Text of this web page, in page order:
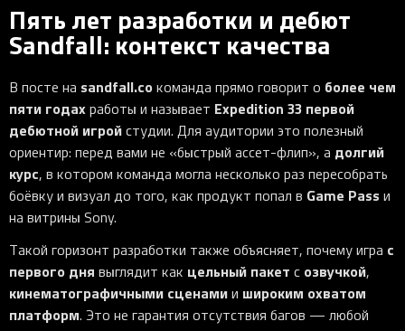
Пять лет разработки и дебют
Sandfall: контекст качества
В посте на sandfall.coкоманда прямо говорит о более чем
пяти годахработы и называет Expedition 33 первой
дебютной игройстудии. Для аудитории это полезный
ориентир: перед вами не «быстрый ассет-флип», а долгий
курс, в котором команда могла несколько раз пересобрать
боёвку и визуал до того, как продукт попал в Game Pass и
на витрины Sony.
Такой горизонт разработки также объясняет, почему игра с
первого дня выглядит как цельный пакет с озвучкой,
кинематографичными сценамии широким охватом
платформ. Это не гарантия отсутствия багов — любой